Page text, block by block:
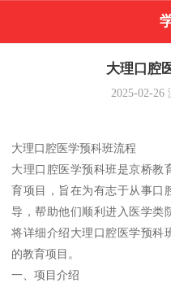
大理口腔
2025-02-26
大理口腔医学预科班流程
大理口腔医学预科班是京桥教
育项目，旨在为有志于从事口
导，帮助他们顺利进入医学类
将详细介绍大理口腔医学预科
的教育项目。
一、项目介绍